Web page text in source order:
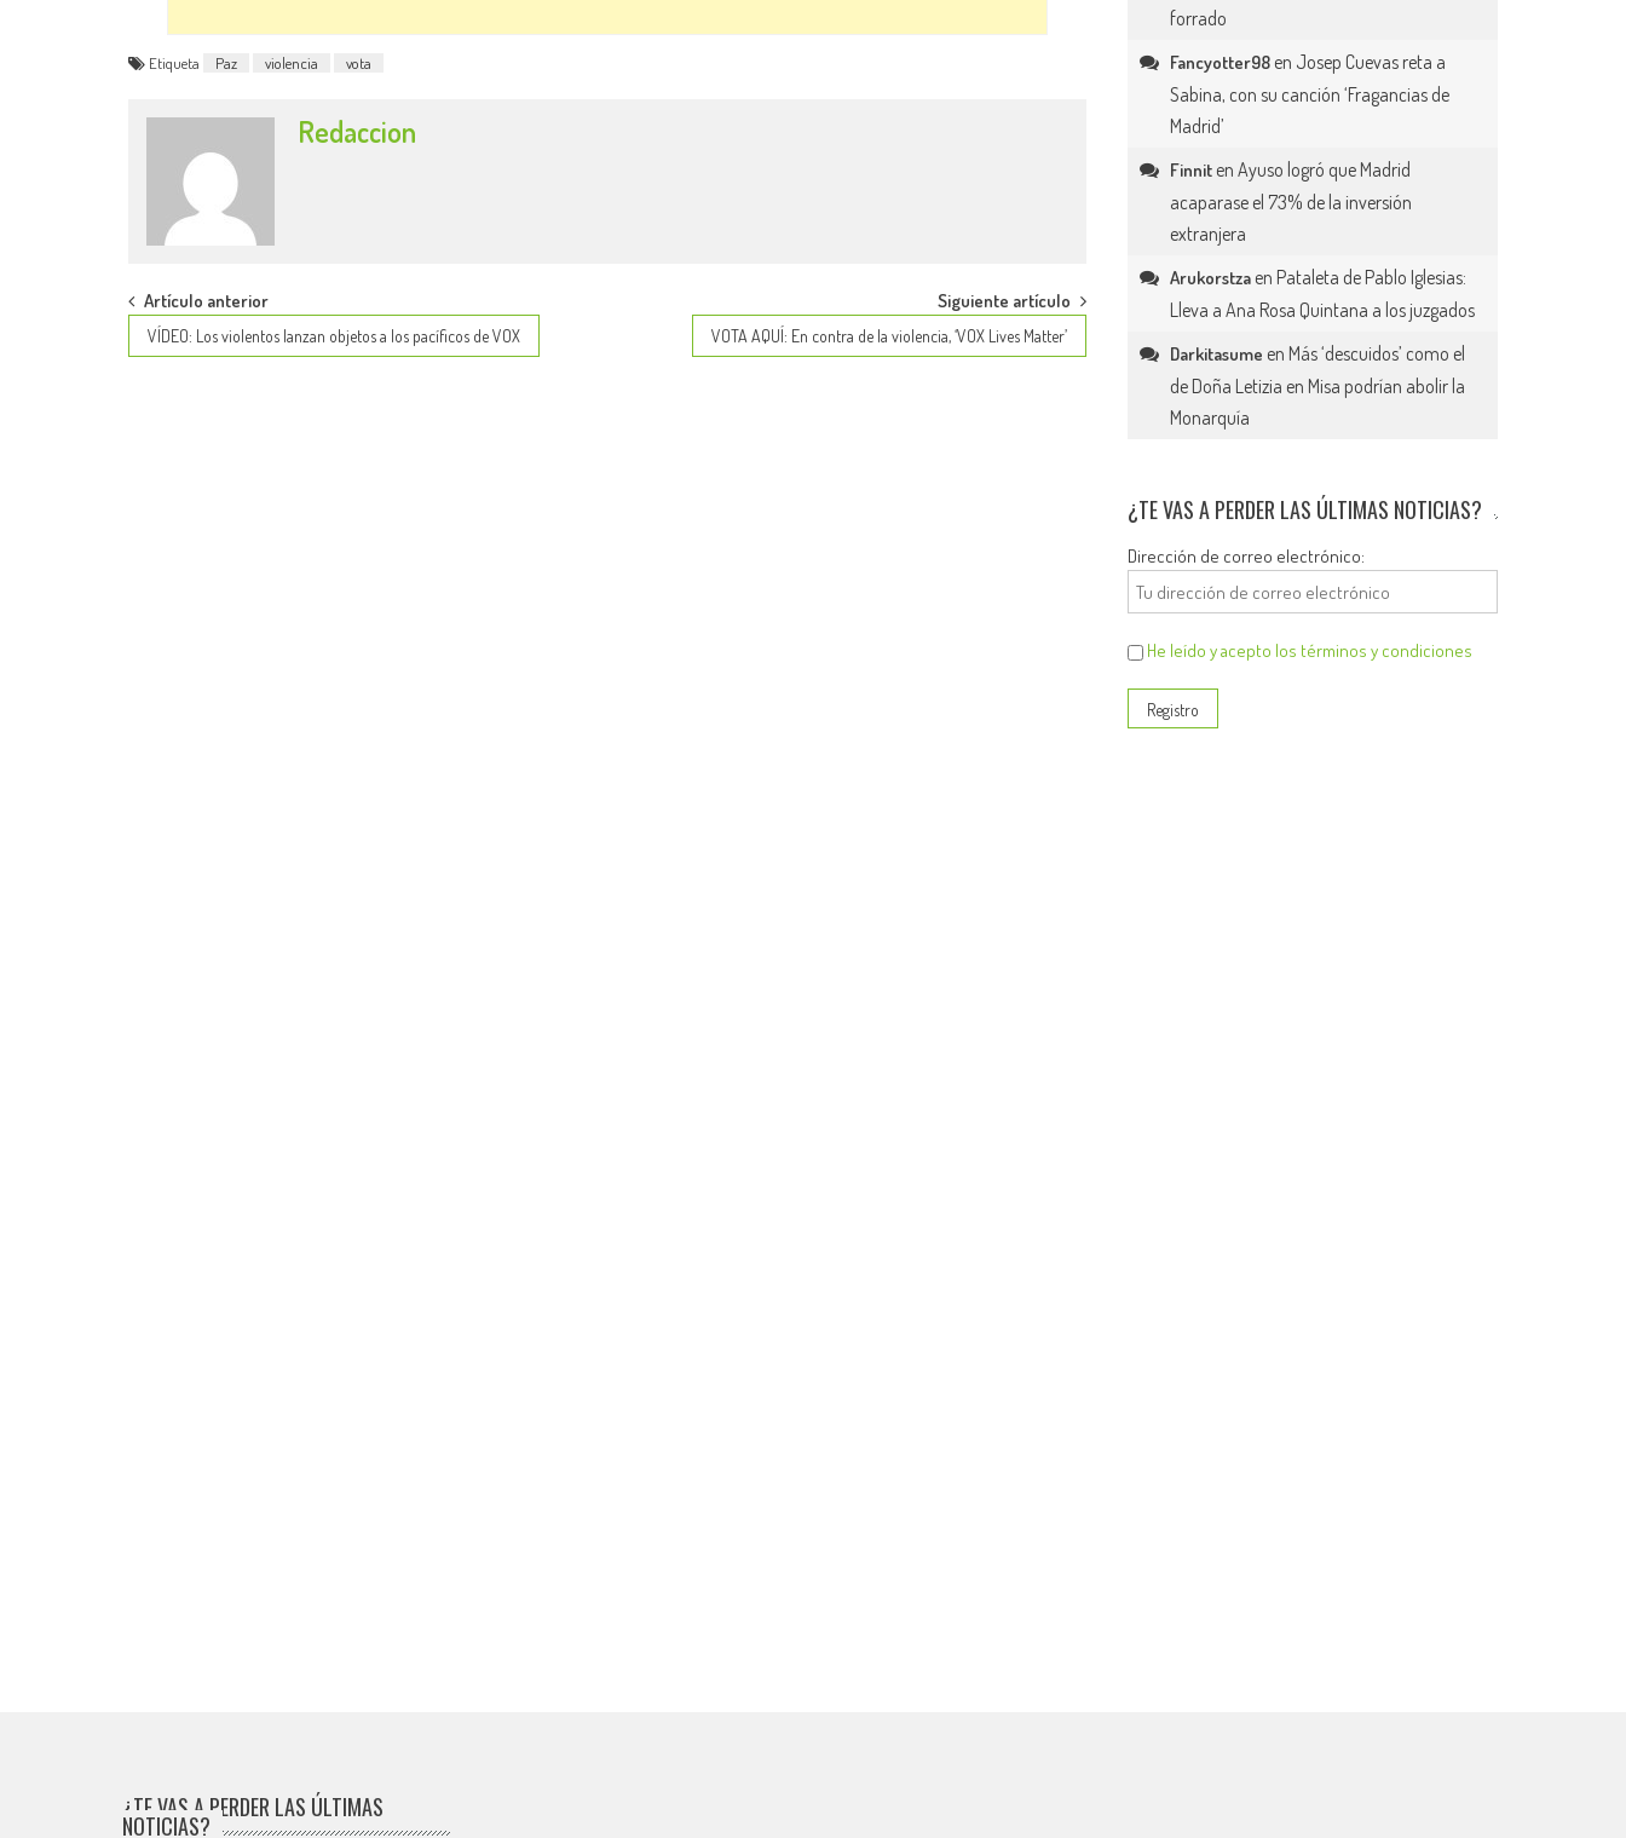
Etiqueta Paz violencia vota
Redaccion
Post
navigation
Artículo anterior
VÍDEO: Los violentos lanzan objetos a los pacíficos de VOX
Siguiente artículo
VOTA AQUÍ: En contra de la violencia, ‘VOX Lives Matter’
forrado
Fancyotter98 en Josep Cuevas reta a
Sabina, con su canción ‘Fragancias de
Madrid’
Finnit enAyuso logró que Madrid
acaparase el 73% de la inversión
extranjera
Arukorstza en Pataleta de Pablo Iglesias:
Lleva a Ana Rosa Quintana a los juzgados
Darkitasume en Más ‘descuidos’ como el
de Doña Letizia en Misa podrían abolir la
Monarquía
¿TE VAS A PERDER LAS ÚLTIMAS NOTICIAS?
Dirección de correo electrónico:
He leído y acepto los términos y condiciones
¿TE VAS A PERDER LAS ÚLTIMAS
NOTICIAS?